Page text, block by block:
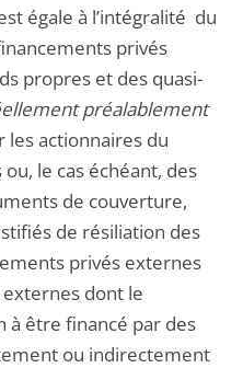
égale à l’intégralité du
privés
propres et des quasi-
préalablement
les actionnaires du
le cas échéant, des
de couverture,
de résiliation des
privés externes
dont le
à être financé par des
ou indirectement